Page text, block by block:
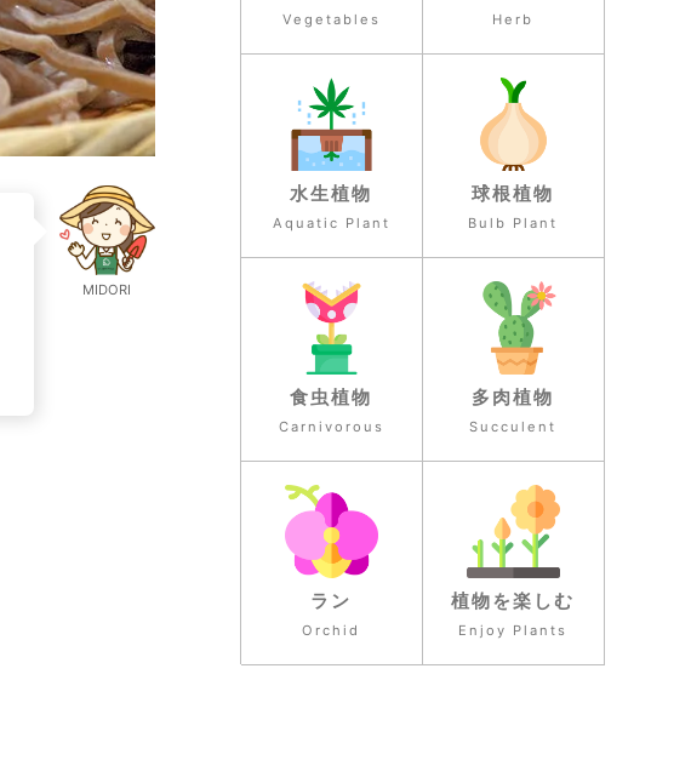
MIDORI
Vegetables Herb
水生植物
Aquatic Plant
球根植物
Bulb Plant
食虫植物
Carnivorous
多肉植物
Succulent
ラン
Orchid
植物を楽しむ
Enjoy Plants